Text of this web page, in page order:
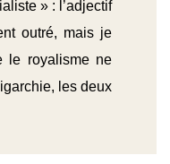
» : l’adjectif
outré, mais je
le royalisme ne
les deux